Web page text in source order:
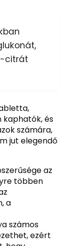
citrát
kaphatók, és
számára,
jut elegendő
az
többen
a
számos
ezért